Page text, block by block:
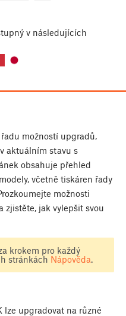
v následujících
možností upgradů,
aktuálním stavu s
obsahuje přehled
včetně tiskáren řady
možnosti
jak vylepšit svou
krokem pro každý
stránkách Nápověda.
lze upgradovat na různé